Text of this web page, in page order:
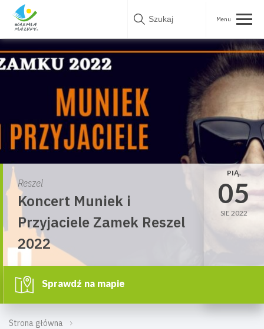
Skip
Strona główna
Reszel
Koncert Muniek i
Przyjaciele Zamek Reszel
2022
PIĄ.
05
SIE 2022
Sprawdź na mapie